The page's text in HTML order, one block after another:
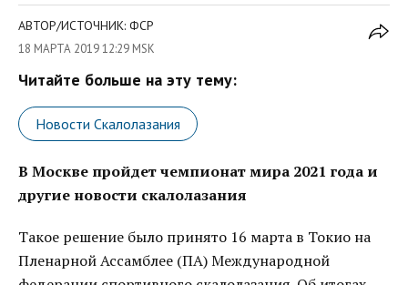
АВТОР/ИСТОЧНИК: ФСР
18 МАРТА 2019 12:29 MSK
Читайте больше на эту тему:
Новости Скалолазания
В Москве пройдет чемпионат мира 2021 года и
другие новости скалолазания
Такое решение было принято 16 марта в Токио на
Пленарной Ассамблее (ПА) Международной